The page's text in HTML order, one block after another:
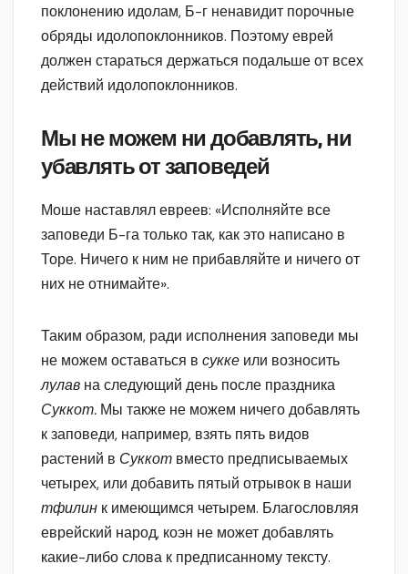
поклонению идолам, Б-г ненавидит порочные
обряды идолопоклонников. Поэтому еврей
должен стараться держаться подальше от всех
действий идолопоклонников.
Мы не можем ни добавлять, ни
убавлять от заповедей
Моше наставлял евреев: «Исполняйте все
заповеди Б-га только так, как это написано в
Торе. Ничего к ним не прибавляйте и ничего от
них не отнимайте».
Таким образом, ради исполнения заповеди мы
не можем оставаться в сукке или возносить
лулав на следующий день после праздника
Суккот. Мы также не можем ничего добавлять
к заповеди, например, взять пять видов
растений в Суккот вместо предписываемых
четырех, или добавить пятый отрывок в наши
тфилин к имеющимся четырем. Благословляя
еврейский народ, коэн не может добавлять
какие-либо слова к предписанному тексту.